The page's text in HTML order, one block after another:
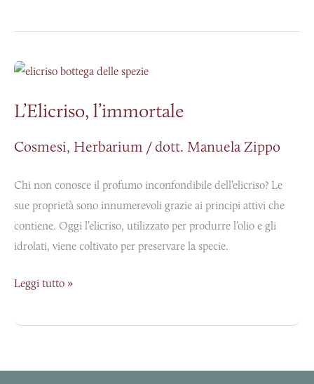
L’Elicriso, l’immortale
Cosmesi, Herbarium /dott. Manuela Zippo
Chi non conosce il profumo inconfondibile dell’elicriso? Le
sue proprietà sono innumerevoli grazie ai principi attivi che
contiene. Oggi l’elicriso, utilizzato per produrre l’olio e gli
idrolati, viene coltivato per preservare la specie.
L’Elicriso,
Leggi tutto »